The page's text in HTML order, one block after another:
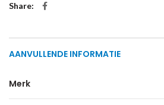
Share
AANVULLENDE INFORMATIE
Merk